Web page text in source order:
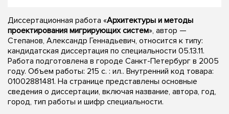
Диссертационная работа «Архитектуры и методы
проектирования мигрирующих систем», автор —
Степанов, Александр Геннадьевич, относится к типу:
кандидатская диссертация по специальности 05.13.11.
Работа подготовлена в городе Санкт-Петербург в 2005
году. Объем работы: 215 с. : ил.. Внутренний код товара:
01002881481. На странице представлены основные
сведения о диссертации, включая название, автора, год,
город, тип работы и шифр специальности.